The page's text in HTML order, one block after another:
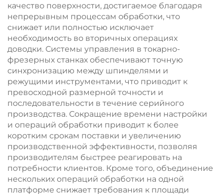
качество поверхности, достигаемое благодаря
непрерывным процессам обработки, что
снижает или полностью исключает
необходимость во вторичных операциях
доводки. Системы управления в токарно-
фрезерных станках обеспечивают точную
синхронизацию между шпинделями и
режущими инструментами, что приводит к
превосходной размерной точности и
последовательности в течение серийного
производства. Сокращение времени настройки
и операций обработки приводит к более
коротким срокам поставки и увеличению
производственной эффективности, позволяя
производителям быстрее реагировать на
потребности клиентов. Кроме того, объединение
нескольких операций обработки на одной
платформе снижает требования к площади